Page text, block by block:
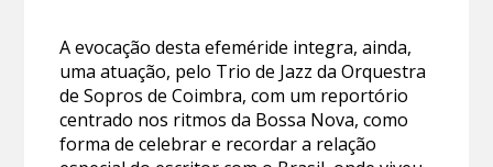
A evocação desta efeméride integra, ainda,
uma atuação, pelo Trio de Jazz da Orquestra
de Sopros de Coimbra, com um reportório
centrado nos ritmos da Bossa Nova, como
forma de celebrar e recordar a relação